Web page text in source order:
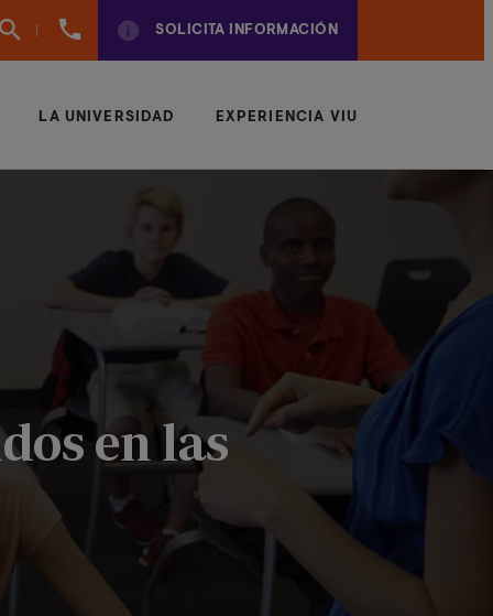
960
SOLICITA INFORMACIÓN
LA UNIVERSIDAD EXPERIENCIA VIU
en las